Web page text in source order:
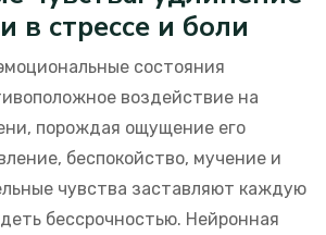
в стрессе и боли
состояния
воздействие на
порождая ощущение его
беспокойство, мучение и
чувства заставляют каждую
бессрочностью. Нейронная